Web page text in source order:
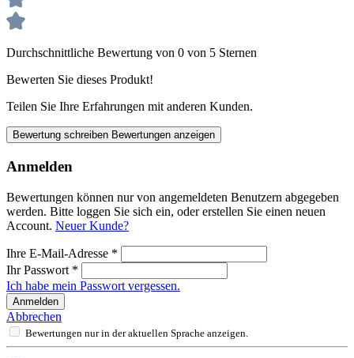
Durchschnittliche Bewertung von 0 von 5 Sternen
Bewerten Sie dieses Produkt!
Teilen Sie Ihre Erfahrungen mit anderen Kunden.
Bewertung schreiben Bewertungen anzeigen
Anmelden
Bewertungen können nur von angemeldeten Benutzern abgegeben
werden. Bitte loggen Sie sich ein, oder erstellen Sie einen neuen
Account. Neuer Kunde?
Ihre E-Mail-Adresse *
Ihr Passwort *
Ich habe mein Passwort vergessen.
Anmelden
Abbrechen
Bewertungen nur in der aktuellen Sprache anzeigen.